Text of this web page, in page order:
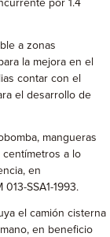
por 1.4
a zonas
la mejora en el
contar con el
el desarrollo de
mangueras
centímetros a lo
en
SSA1-1993.
el camión cisterna
en beneficio